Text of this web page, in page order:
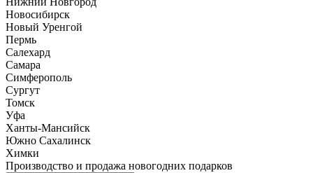
Новосибирск
Новый Уренгой
Пермь
Салехард
Самара
Симферополь
Сургут
Томск
Уфа
Ханты-Мансийск
Южно Сахалинск
Химки
Производство и продажа новогодних подарков